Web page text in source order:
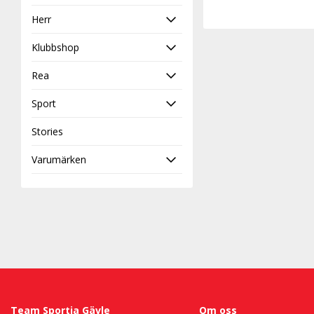
Herr
Klubbshop
Rea
Sport
Stories
Varumärken
Team Sportia Gävle Om oss